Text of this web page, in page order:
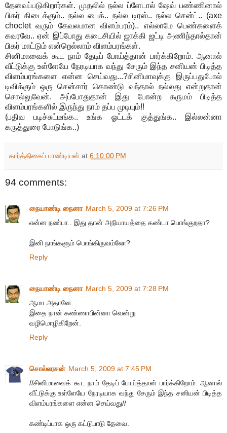
தேவைப்படுகிறார்கள். முதலில் நல்ல ப்ளேடால் ஷேவ் பண்ணினால்
பிகர் கிடைக்கும்.. நல்ல பைக்.. நல்ல டிரஸ்.. நல்ல சென்ட்.. (axe
choclet வரும் கேவலமான விளம்பரம்).. எல்லாமே பெண்களைக்
கவரவே.. ஏன் இப்போது கடைசியில் ஜாக்கி ஜட்டி அணிந்தால்தான்
பிகர் மாட்டும் என்றெல்லாம் விளம்பரங்கள்.
சினிமாவைக் கூட நாம் தேடிப் போய்த்தான் பார்க்கிறோம். ஆனால்
வீட்டுக்கு உள்ளேயே நேரடியாக வந்து சேரும் இந்த சனியன் பிடித்த
விளம்பரங்களை என்ன செய்வது...?சினிமாவுக்கு இருப்பதுபோல்
டிவிக்கும் ஒரு சென்சார் கொண்டு வந்தால் நல்லது என்றுதான்
சொல்லுவேன். அப்போதுதான் இது போன்ற கருமம் பிடித்த
விளம்பரங்களில் இருந்து நாம் தப்ப முடியும்!!
(பதிவ படிச்சுட்டீங்க.. உங்க ஓட்டக் குத்துங்க.. இல்லன்னா
கருத்துரை போடுங்க..)
கார்த்திகைப் பாண்டியன் at 6:10:00 PM
94 comments:
நையாண்டி நைனா March 5, 2009 at 7:26 PM
என்ன நண்பா.. இது தான் அநியாயத்தை கண்டா பொங்குறதா?
இனி நாங்களும் பொங்கிருவம்லோ?
Reply
நையாண்டி நைனா March 5, 2009 at 7:28 PM
ஆமா அதானே.
இதை நான் கண்ணாபின்னா வென்று
வழிமொழிகிறேன்.
Reply
சொல்லரசன் March 5, 2009 at 7:45 PM
//சினிமாவைக் கூட நாம் தேடிப் போய்த்தான் பார்க்கிறோம். ஆனால்
வீட்டுக்கு உள்ளேயே நேரடியாக வந்து சேரும் இந்த சனியன் பிடித்த
விளம்பரங்களை என்ன செய்வது//
கண்டிப்பாக ஒரு கட்டுபாடு தேவை.